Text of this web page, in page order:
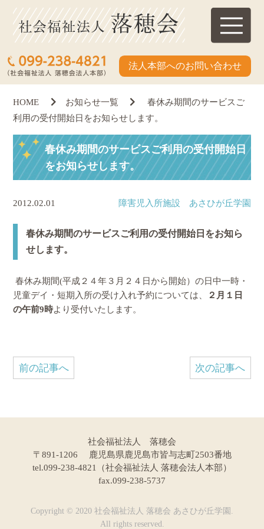
法人本部へのお問い合わせ
HOME お知らせ一覧
春休み期間のサービスご
利用の受付開始日をお知らせします。
春休み期間のサービスご利用の受付開始日
をお知らせします。
障害児入所施設 あさひが丘学園
2012.02.01
春休み期間のサービスご利用の受付開始日をお知ら
せします。
春休み期間(平成２４年３月２４日から開始）の日中一時・
児童デイ・短期入所の受け入れ予約については、
２月１日
の午前9時より受付いたします。
前の記事へ 次の記事へ
社会福祉法人 落穂会
〒891-1206 鹿児島県鹿児島市皆与志町2503番地
tel.099-238-4821（社会福祉法人 落穂会法人本部）
fax.099-238-5737
Copyright © 2020 社会福祉法人 落穂会 あさひが丘学園.
All rights reserved.